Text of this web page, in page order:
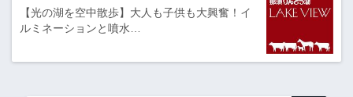
【光の湖を空中散歩】大人も子供も大興奮！イ
ルミネーションと噴水…